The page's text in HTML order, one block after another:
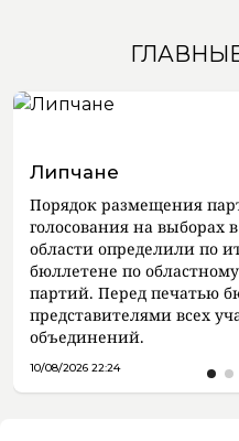
Липчане
Порядок размещения
голосования на выборах
области определили по
бюллетене по
партий. Перед печатью
представителями всех
объединений.
10/08/2026 22:24